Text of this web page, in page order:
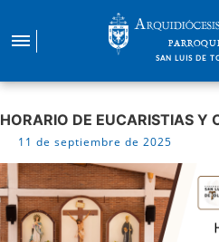
contenido
SAN LUIS DE
HORARIO DE EUCARISTIAS Y
11 de septiembre de 2025